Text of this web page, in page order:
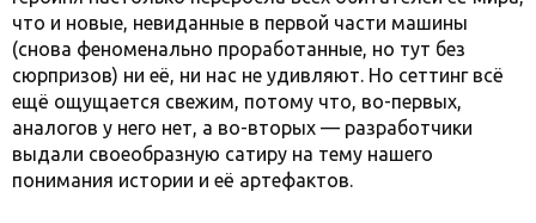
что и новые, невиданные в первой части машины
(снова феноменально проработанные, но тут без
сюрпризов) ни её, ни нас не удивляют. Но сеттинг всё
ещё ощущается свежим, потому что, во-первых,
аналогов у него нет, а во-вторых — разработчики
выдали своеобразную сатиру на тему нашего
понимания истории и её артефактов.